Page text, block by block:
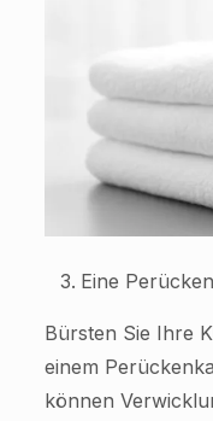
Eine
Bürsten Sie Ihre
einem
können